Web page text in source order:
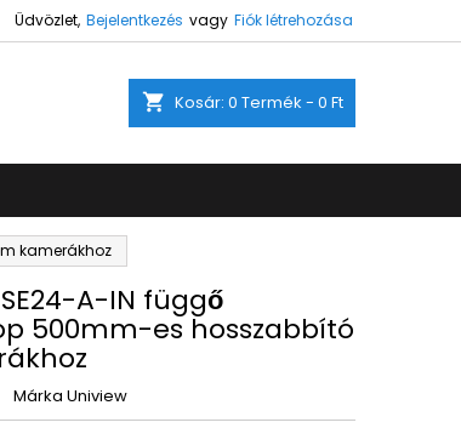
Üdvözlet, Bejelentkezés vagy Fiók létrehozása
shopping_cart Kosár: 0 Termék - 0 Ft
kamerákhoz
A-IN függő
500mm-es hosszabbító
Márka Uniview